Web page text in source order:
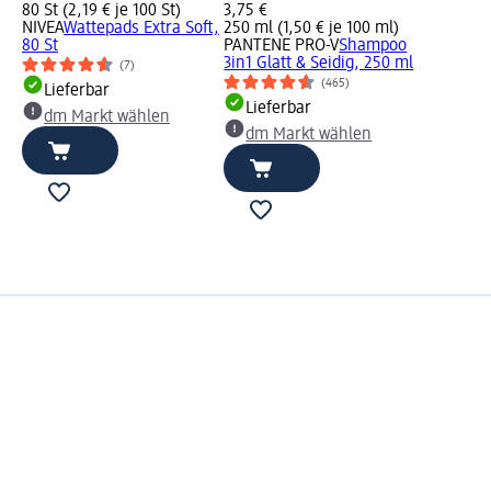
80 St (2,19 € je 100 St)
NIVEAWattepads Extra Soft,
80 St
(7)
Lieferbar
dm Markt wählen
3,75 €
250 ml (1,50 € je 100 ml)
PANTENE PRO-VShampoo
3in1 Glatt & Seidig, 250 ml
(465)
Lieferbar
dm Markt wählen